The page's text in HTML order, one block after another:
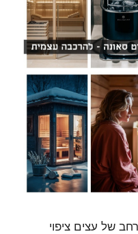
של עצים ציפוי